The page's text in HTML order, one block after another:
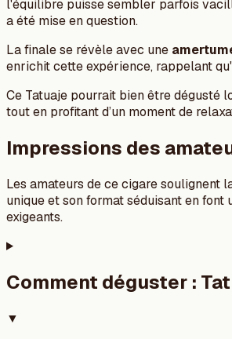
l'équilibre puisse sembler parfois
a été mise en question.
La finale se révèle avec une
enrichit cette expérience, rappelant
Ce Tatuaje pourrait bien être dégusté
tout en profitant d’un moment de
Impressions des
Les amateurs de ce cigare soulignent
unique et son format séduisant en
exigeants.
Comment déguster :
▼